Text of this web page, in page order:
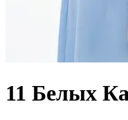
11 Белых